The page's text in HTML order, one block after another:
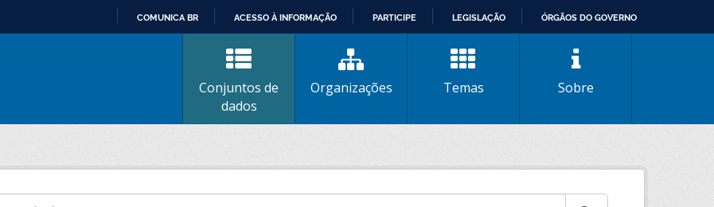
CONTEÚDO
COMUNICA BR ACESSO À INFORMAÇÃO PARTICIPE LEGISLAÇÃO ÓRGÃOS DO GOVERNO
Conjuntos de
dados
Organizações Temas Sobre